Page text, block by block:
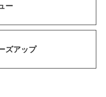
ー
ズアップ